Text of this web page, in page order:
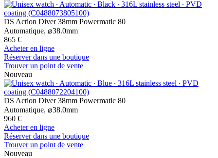
DS Action Diver 38mm Powermatic 80
Automatique, ⌀38.0mm
865 €
Acheter en ligne
Réserver dans une boutique
Trouver un point de vente
Nouveau
DS Action Diver 38mm Powermatic 80
Automatique, ⌀38.0mm
960 €
Acheter en ligne
Réserver dans une boutique
Trouver un point de vente
Nouveau